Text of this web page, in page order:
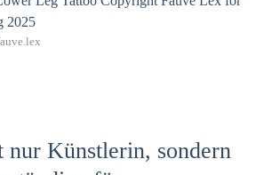
nur Künstlerin, sondern